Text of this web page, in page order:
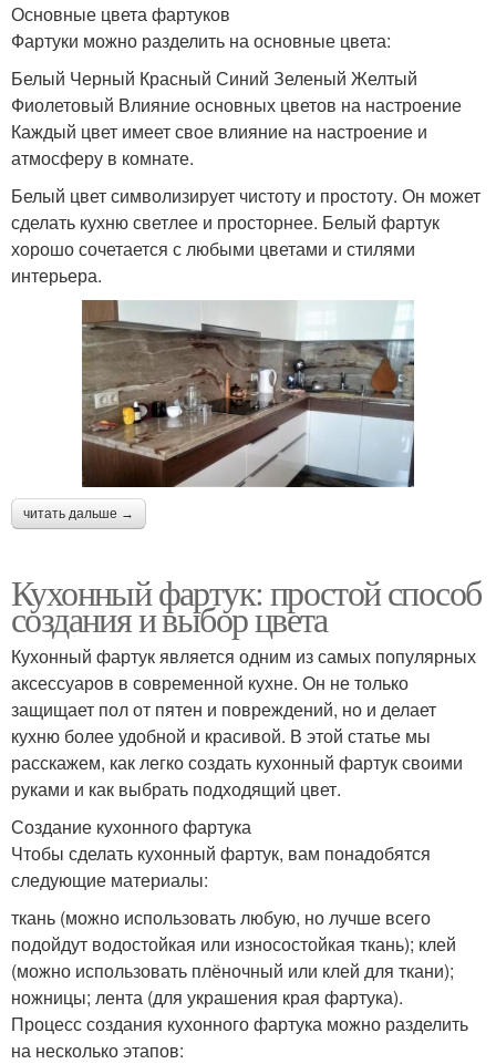
Основные цвета фартуков
Фартуки можно разделить на основные цвета:
Белый Черный Красный Синий Зеленый Желтый
Фиолетовый Влияние основных цветов на настроение
Каждый цвет имеет свое влияние на настроение и
атмосферу в комнате.
Белый цвет символизирует чистоту и простоту. Он может
сделать кухню светлее и просторнее. Белый фартук
хорошо сочетается с любыми цветами и стилями
интерьера.
читать дальше →
Кухонный фартук: простой способ
создания и выбор цвета
Кухонный фартук является одним из самых популярных
аксессуаров в современной кухне. Он не только
защищает пол от пятен и повреждений, но и делает
кухню более удобной и красивой. В этой статье мы
расскажем, как легко создать кухонный фартук своими
руками и как выбрать подходящий цвет.
Создание кухонного фартука
Чтобы сделать кухонный фартук, вам понадобятся
следующие материалы:
ткань (можно использовать любую, но лучше всего
подойдут водостойкая или износостойкая ткань); клей
(можно использовать плёночный или клей для ткани);
ножницы; лента (для украшения края фартука).
Процесс создания кухонного фартука можно разделить
на несколько этапов: